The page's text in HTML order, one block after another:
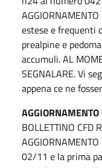
estese e frequenti
prealpine e
accumuli. AL
SEGNALARE. Vi
appena ce ne
BOLLETTINO CFD
02/11 e la prima